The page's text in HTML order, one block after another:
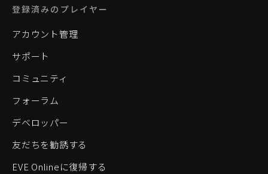
登録済みのプレイヤー
アカウント管理
サポート
コミュニティ
フォーラム
デベロッパー
友だちを勧誘する
EVE Onlineに復帰する